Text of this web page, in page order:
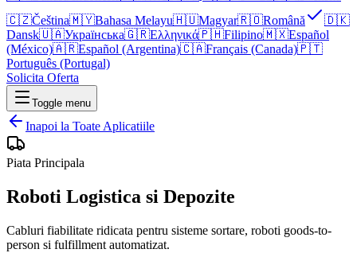
🇨🇿Čeština🇲🇾Bahasa Melayu🇭🇺Magyar🇷🇴Română
🇩🇰
Dansk🇺🇦Українська🇬🇷Ελληνικά🇵🇭Filipino🇲🇽Español
(México)🇦🇷Español (Argentina)🇨🇦Français (Canada)🇵🇹
Português (Portugal)
Solicita Oferta
Toggle menu
Inapoi la Toate Aplicatiile
Piata Principala
Roboti Logistica si Depozite
Cabluri fiabilitate ridicata pentru sisteme sortare, roboti goods-to-
person si fulfillment automatizat.